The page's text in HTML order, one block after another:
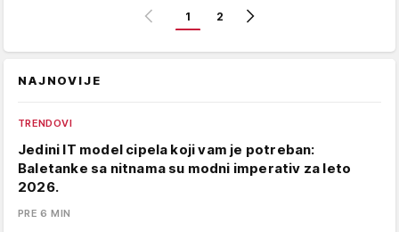
1 2
NAJNOVIJE
TRENDOVI
Jedini IT model cipela koji vam je potreban:
Baletanke sa nitnama su modni imperativ za leto
2026.
PRE 6 MIN